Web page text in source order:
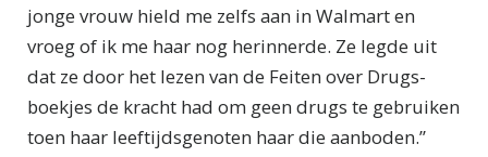
jonge vrouw hield me zelfs aan in Walmart en
vroeg of ik me haar nog herinnerde. Ze legde uit
dat ze door het lezen van de Feiten over Drugs-
boekjes de kracht had om geen drugs te gebruiken
toen haar leeftijdsgenoten haar die aanboden.”